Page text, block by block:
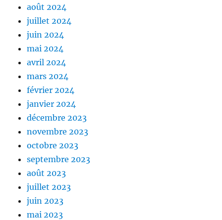
août 2024
juillet 2024
juin 2024
mai 2024
avril 2024
mars 2024
février 2024
janvier 2024
décembre 2023
novembre 2023
octobre 2023
septembre 2023
août 2023
juillet 2023
juin 2023
mai 2023